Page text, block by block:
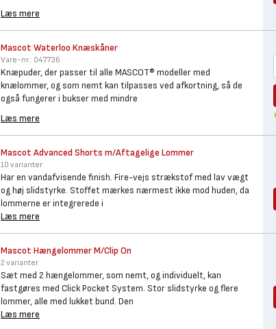
Læs mere
Mascot Waterloo Knæskåner
Vare-nr.: 047736
Knæpuder, der passer til alle MASCOT® modeller med
knælommer, og som nemt kan tilpasses ved afkortning, så de
også fungerer i bukser med mindre
Læs mere
Mascot Advanced Shorts m/Aftagelige Lommer
10 varianter
Har en vandafvisende finish. Fire-vejs strækstof med lav vægt
og høj slidstyrke. Stoffet mærkes nærmest ikke mod huden, da
lommerne er integrerede i
Læs mere
Mascot Hængelommer M/Clip On
2 varianter
Sæt med 2 hængelommer, som nemt, og individuelt, kan
fastgøres med Click Pocket System. Stor slidstyrke og flere
lommer, alle med lukket bund. Den
Læs mere